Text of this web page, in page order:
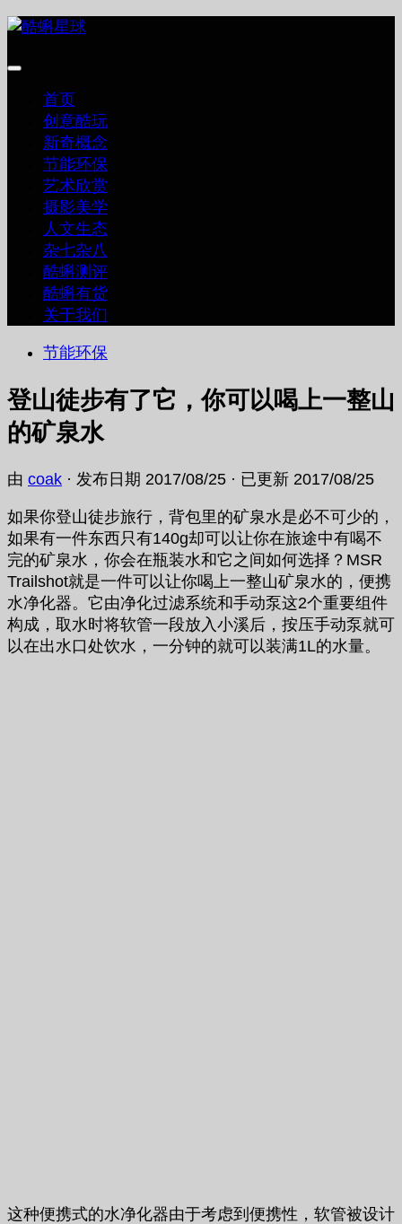
跳
内
首页
创意酷玩
新奇概念
节能环保
艺术欣赏
摄影美学
人文生态
杂七杂八
酷蝌测评
酷蝌有货
关于我们
节能环保
登山徒步有了它，你可以喝上一整山
的矿泉水
由 coak · 发布日期 2017/08/25 · 已更新 2017/08/25
如果你登山徒步旅行，背包里的矿泉水是必不可少的，
如果有一件东西只有140g却可以让你在旅途中有喝不
完的矿泉水，你会在瓶装水和它之间如何选择？MSR
Trailshot就是一件可以让你喝上一整山矿泉水的，便携
水净化器。它由净化过滤系统和手动泵这2个重要组件
构成，取水时将软管一段放入小溪后，按压手动泵就可
以在出水口处饮水，一分钟的就可以装满1L的水量。
这种便携式的水净化器由于考虑到便携性，软管被设计